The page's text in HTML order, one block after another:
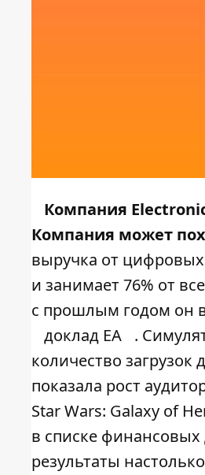
Компания
Компания может
выручка от
и занимает 76% от
с прошлым годом он
доклад EA
.
количество
показала рост
Star Wars: Galaxy of
в списке
результаты